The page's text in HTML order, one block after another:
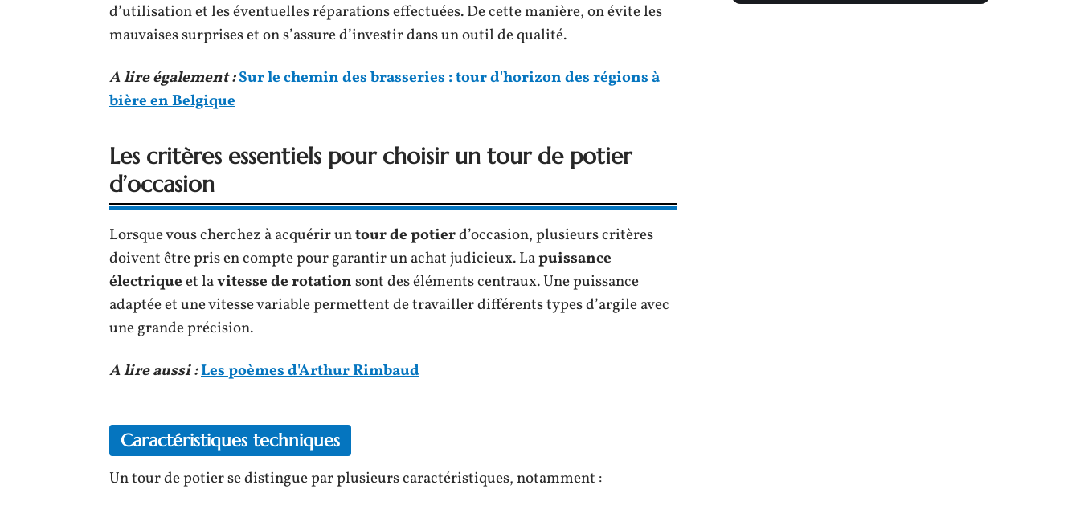
d’utilisation et les éventuelles réparations effectuées. De cette manière, on évite les
mauvaises surprises et on s’assure d’investir dans un outil de qualité.
A lire également :Sur le chemin des brasseries : tour d'horizon des régions à
bière en Belgique
Les critères essentiels pour choisir un tour de potier
d’occasion
Lorsque vous cherchez à acquérir untour de potierd’occasion, plusieurs critères
doivent être pris en compte pour garantir un achat judicieux. Lapuissance
électriqueet lavitesse de rotationsont des éléments centraux. Une puissance
adaptée et une vitesse variable permettent de travailler différents types d’argile avec
une grande précision.
A lire aussi :Les poèmes d'Arthur Rimbaud
Caractéristiques techniques
Un tour de potier se distingue par plusieurs caractéristiques, notamment :